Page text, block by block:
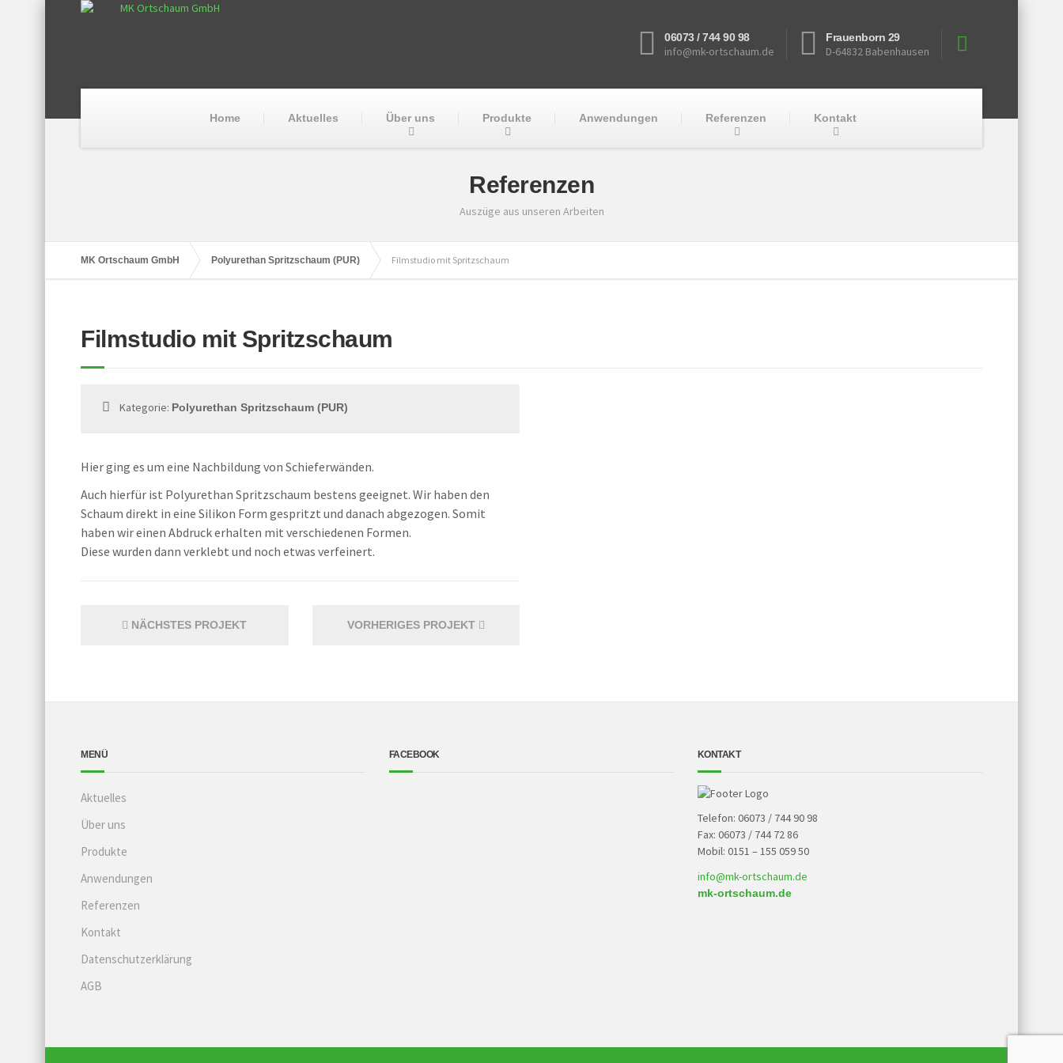
06073 / 744 90 98
info@mk-ortschaum.de
Frauenborn 29
D-64832 Babenhausen
Home Aktuelles Über uns Produkte Anwendungen Referenzen Kontakt
Referenzen
Auszüge aus unseren Arbeiten
MK Ortschaum GmbH Polyurethan Spritzschaum (PUR) Filmstudio mit Spritzschaum
Filmstudio mit Spritzschaum
Kategorie: Polyurethan Spritzschaum (PUR)
Hier ging es um eine Nachbildung von Schieferwänden.
Auch hierfür ist Polyurethan Spritzschaum bestens geeignet. Wir haben den
Schaum direkt in eine Silikon Form gespritzt und danach abgezogen. Somit
haben wir einen Abdruck erhalten mit verschiedenen Formen.
Diese wurden dann verklebt und noch etwas verfeinert.
NÄCHSTES PROJEKT VORHERIGES PROJEKT
MENÜ
Aktuelles
Über uns
Produkte
Anwendungen
Referenzen
Kontakt
Datenschutzerklärung
AGB
FACEBOOK KONTAKT
Telefon: 06073 / 744 90 98
Fax: 06073 / 744 72 86
Mobil: 0151 – 155 059 50
info@mk-ortschaum.de
mk-ortschaum.de